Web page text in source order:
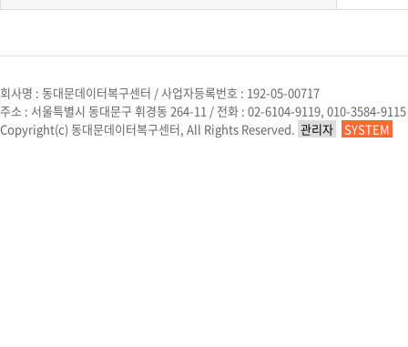
회사명 : 동대문데이터복구센터 / 사업자등록번호 : 192-05-00717
주소 : 서울특별시 동대문구 휘경동 264-11 / 전화 : 02-6104-9119, 010-3584-
Copyright(c) 동대문데이터복구센터, All Rights Reserved. 관리자 SYSTEM